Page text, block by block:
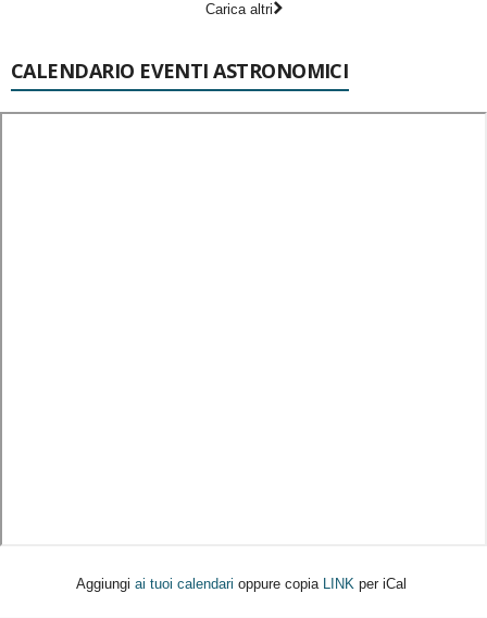
Carica altri
CALENDARIO EVENTI ASTRONOMICI
Aggiungi ai tuoi calendari oppure copia LINK per iCal